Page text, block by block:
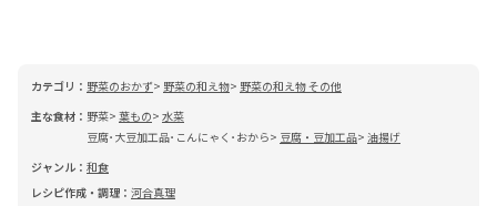
カテゴリ： 野菜のおかず 野菜の和え物
野菜の和え物 その他
主な食材： 野菜 葉もの
水菜
豆腐･大豆加工品･こんにゃく･おから
豆腐・豆加工品 油揚げ
ジャンル： 和食
レシピ作成・調理： 河合真理